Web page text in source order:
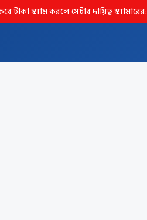
স্ক্যাম করলে সেটার দায়িত্ব স্ক্যামারের: